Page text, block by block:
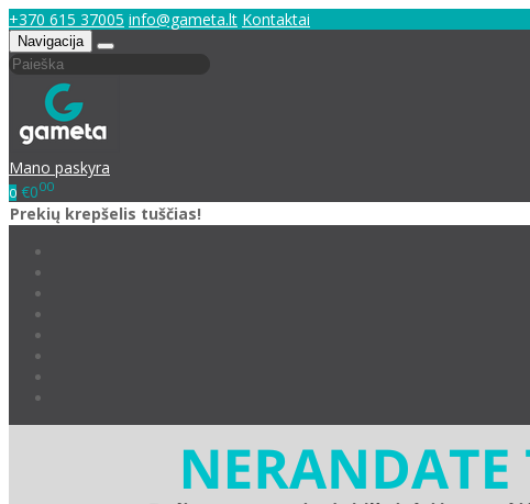
+370 615 37005 info@gameta.lt Kontaktai
Navigacija
Mano paskyra
0 €000
Prekių krepšelis tuščias!